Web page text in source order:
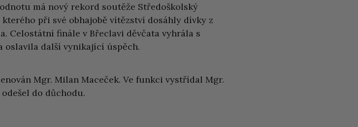
má nový rekord soutěže Středoškolský
při své obhajobě vítězství dosáhly dívky z
Celostátní finále v Břeclavi děvčata vyhrála s
oslavila další vynikající úspěch.
Mgr. Milan Maceček. Ve funkci vystřídal Mgr.
do důchodu.